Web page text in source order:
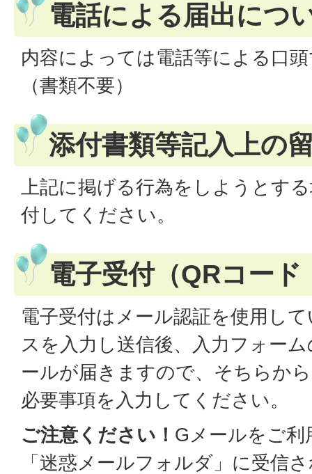
電話による届出につ
内容によっては電話等による口
（書類不要）
添付書類等記入上の
上記に掲げる行為をしようとす
付してください。
電子受付（QRコード
電子受付はメール認証を使用し
スを入力し送信後、入力フォー
ールが届きますので、そちらか
必要事項を入力してください。
ご注意ください！ Gメールをご利
「迷惑メールフォルダ」に受信